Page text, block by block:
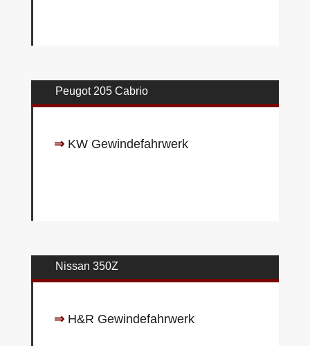
Peugot 205 Cabrio
⇒KW Gewindefahrwerk
Nissan 350Z
⇒H&R Gewindefahrwerk